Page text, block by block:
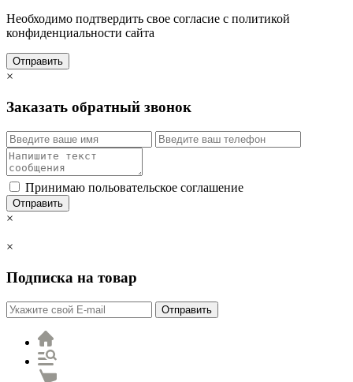
Необходимо подтвердить свое согласие с политикой
конфиденциальности сайта
Отправить
×
Заказать обратный звонок
Принимаю польовательское соглашение
Отправить
×
×
Подписка на товар
Отправить